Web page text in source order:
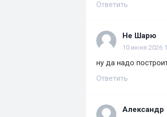
Ответить
Не Шарю
10 июня 2026
ну да надо
Ответить
Александр